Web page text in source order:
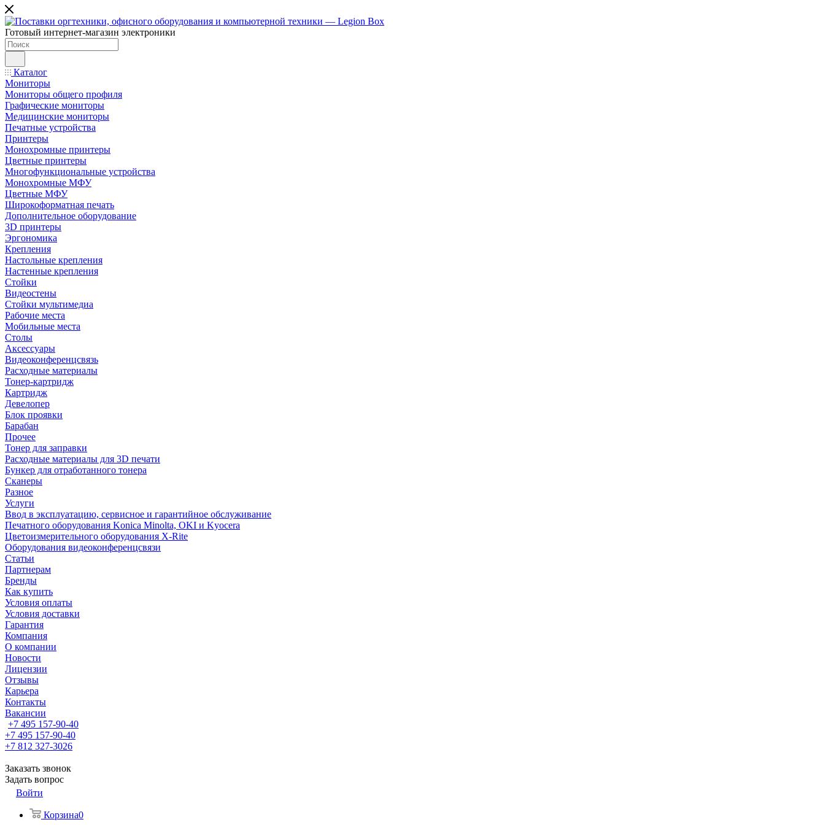
Готовый интернет-магазин электроники
Каталог
Мониторы
Мониторы общего профиля
Графические мониторы
Медицинские мониторы
Печатные устройства
Принтеры
Моноxромныe принтеры
Цвeтныe принтеры
Многофункциональные устройства
Монохромные МФУ
Цветные МФУ
Широкоформатная печать
Дополнительное оборудование
3D принтеры
Эргономика
Крепления
Настольные крепления
Настенные крепления
Стойки
Видеостены
Стойки мультимедиа
Рабочие места
Мобильные места
Столы
Аксессуары
Видеоконференцсвязь
Расходные материалы
Тонер-картридж
Картридж
Девелопер
Блок проявки
Барабан
Прочее
Тонер для заправки
Расходные материалы для 3D печати
Бункер для отработанного тонера
Сканеры
Разное
Услуги
Ввод в эксплуатацию, сервисное и гарантийное обслуживание
Печатного оборудования Konica Minolta, OKI и Kyocera
Цветоизмерительного оборудования X-Rite
Оборудования видеоконференцсвязи
Статьи
Партнерам
Бренды
Как купить
Условия оплаты
Условия доставки
Гарантия
Компания
О компании
Новости
Лицензии
Отзывы
Карьера
Контакты
Вакансии
+7 495 157-90-40
+7 495 157-90-40
+7 812 327-3026
Заказать звонок
Задать вопрос
Войти
Корзина0